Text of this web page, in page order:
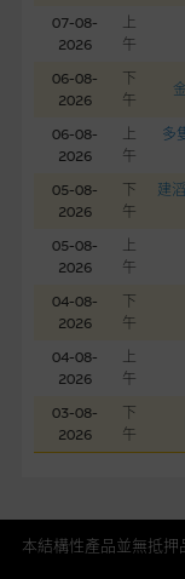
07-08-
2026
上
午
06-08-
2026
下
午
06-08-
2026
上
午
多
05-08-
2026
下
午
建
05-08-
2026
上
午
04-08-
2026
下
午
04-08-
2026
上
午
03-08-
2026
下
午
可以合理選擇到的
表現或回報將來會
而，麥格理集團
及合時性負上責任
買或銷售任何證券
品的過去業績並不
在法律最大許可的
事、高層職員、僱
錯誤、失實、遺漏
本結構性產品並無抵押